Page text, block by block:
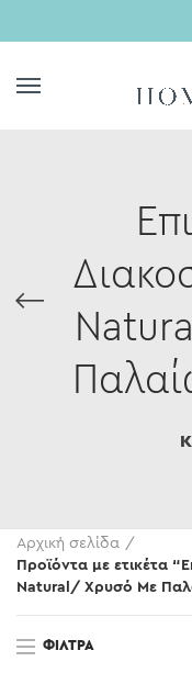
Αρχική σελίδα
Προϊόντα με ετικέτα
Natural/ Χρυσό Με
ΦΊΛΤΡΑ